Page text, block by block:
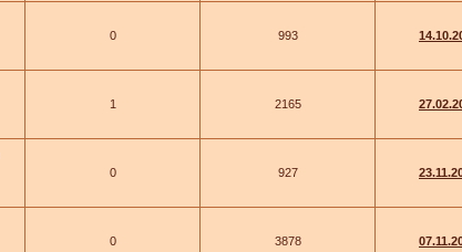
0 993
1 2165
0
927
0 3878